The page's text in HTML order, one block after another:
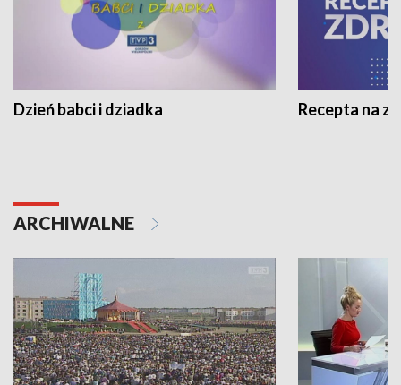
Dzień babci i dziadka Recepta na
ARCHIWALNE